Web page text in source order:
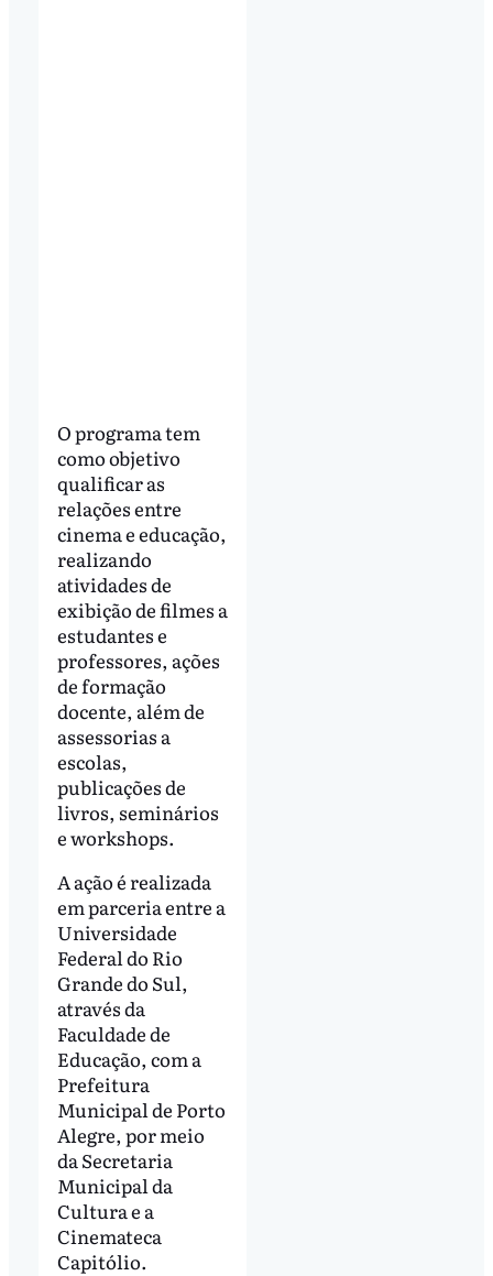
O programa tem
como objetivo
qualificar as
relações entre
cinema e educação,
realizando
atividades de
exibição de filmes a
estudantes e
professores, ações
de formação
docente, além de
assessorias a
escolas,
publicações de
livros, seminários
e workshops.
A ação é realizada
em parceria entre a
Universidade
Federal do Rio
Grande do Sul,
através da
Faculdade de
Educação, com a
Prefeitura
Municipal de Porto
Alegre, por meio
da Secretaria
Municipal da
Cultura e a
Cinemateca
Capitólio.